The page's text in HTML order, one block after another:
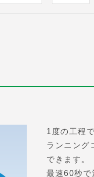
1度の工程
ランニング
できます。
最速60秒で